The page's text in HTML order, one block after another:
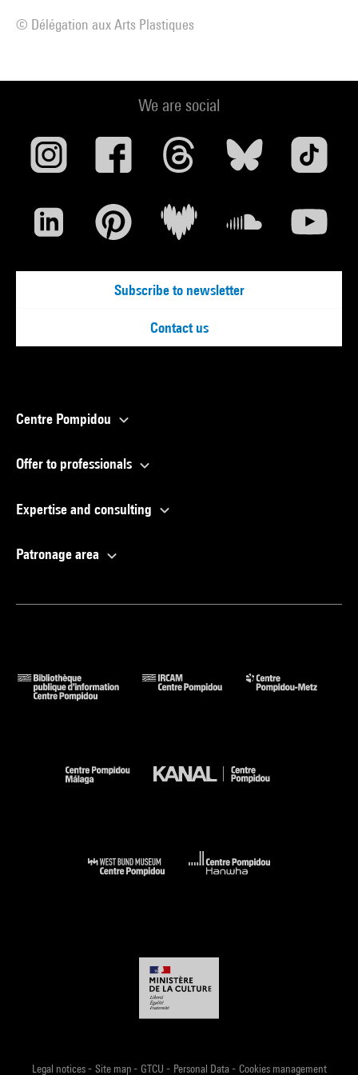
© Délégation aux Arts Plastiques
We are social
Subscribe to newsletter
Contact us
Centre Pompidou
Offer to professionals
Expertise and consulting
Patronage area
Legal notices- Site map- GTCU - Personal Data- Cookies management